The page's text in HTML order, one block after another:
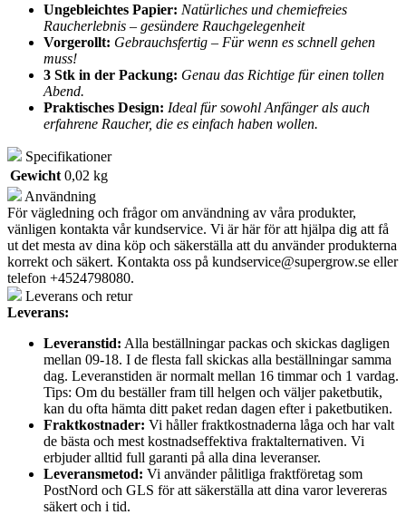
Ungebleichtes Papier: Natürliches und chemiefreies
Raucherlebnis – gesündere Rauchgelegenheit
Vorgerollt: Gebrauchsfertig – Für wenn es schnell gehen
muss!
3 Stk in der Packung: Genau das Richtige für einen tollen
Abend.
Praktisches Design: Ideal für sowohl Anfänger als auch
erfahrene Raucher, die es einfach haben wollen.
Specifikationer
Gewicht 0,02 kg
Användning
För vägledning och frågor om användning av våra produkter,
vänligen kontakta vår kundservice. Vi är här för att hjälpa dig att få
ut det mesta av dina köp och säkerställa att du använder produkterna
korrekt och säkert. Kontakta oss på kundservice@supergrow.se eller
telefon +4524798080.
Leverans och retur
Leverans:
Leveranstid: Alla beställningar packas och skickas dagligen
mellan 09-18. I de flesta fall skickas alla beställningar samma
dag. Leveranstiden är normalt mellan 16 timmar och 1 vardag.
Tips: Om du beställer fram till helgen och väljer paketbutik,
kan du ofta hämta ditt paket redan dagen efter i paketbutiken.
Fraktkostnader: Vi håller fraktkostnaderna låga och har valt
de bästa och mest kostnadseffektiva fraktalternativen. Vi
erbjuder alltid full garanti på alla dina leveranser.
Leveransmetod: Vi använder pålitliga fraktföretag som
PostNord och GLS för att säkerställa att dina varor levereras
säkert och i tid.